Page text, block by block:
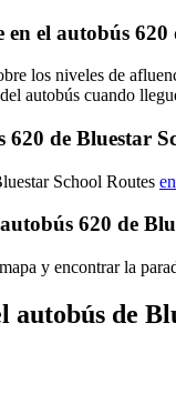
el autobús 620
los niveles de
autobús cuando
de Bluestar
School Routes
620 de
y encontrar la
de